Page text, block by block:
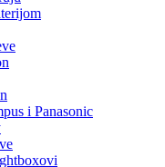
i Panasonic